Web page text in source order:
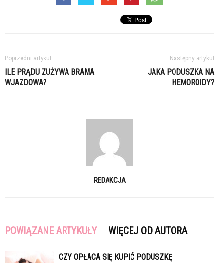
Poprzedni artykuł
ILE PRĄDU ZUŻYWA BRAMA
WJAZDOWA?
Następny artykuł
JAKA PODUSZKA NA
HEMOROIDY?
REDAKCJA
POWIĄZANE ARTYKUŁY WIĘCEJ OD AUTORA
CZY OPŁACA SIĘ KUPIĆ PODUSZKĘ